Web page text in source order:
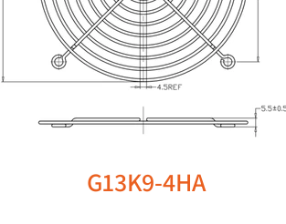
G13K9-4HA